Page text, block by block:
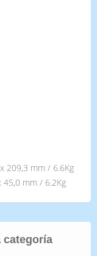
209,3 mm / 6.6Kg
45,0 mm / 6.2Kg
categoría